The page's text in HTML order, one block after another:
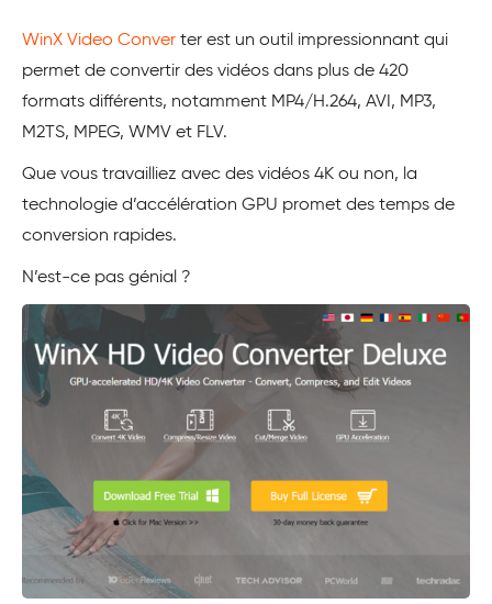
WinX Video Conver ter est un outil impressionnant qui
permet de convertir des vidéos dans plus de 420
formats différents, notamment MP4/H.264, AVI, MP3,
M2TS, MPEG, WMV et FLV.
Que vous travailliez avec des vidéos 4K ou non, la
technologie d’accélération GPU promet des temps de
conversion rapides.
N’est-ce pas génial ?